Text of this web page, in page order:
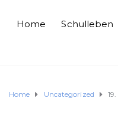
Home Schulleben
Home Uncategorized